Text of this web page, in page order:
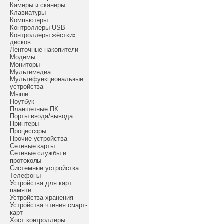
Камеры и сканеры
Клавиатуры
Компьютеры
Контроллеры USB
Контроллеры жёстких
дисков
Ленточные накопители
Модемы
Мониторы
Мультимедиа
Мультифункциональные
устройства
Мыши
Ноутбук
Планшетные ПК
Порты ввода/вывода
Принтеры
Процессоры
Прочие устройства
Сетевые карты
Сетевые службы и
протоколы
Системные устройства
Телефоны
Устройства для карт
памяти
Устройства хранения
Устройства чтения смарт-
карт
Хост контроллеры